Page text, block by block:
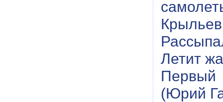
Крыльев
Летит
Первый
(Юрий